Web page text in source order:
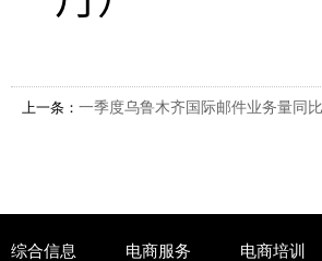
上一条： 一季度乌鲁木齐国际邮件业务量同
综合信息 电商服务 电商培训